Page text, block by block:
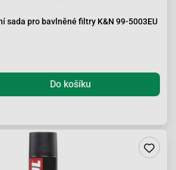
sada pro bavlněné filtry K&N 99-5003EU
Do košíku